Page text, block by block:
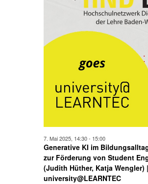
Generative KI im
zur Förderung von Student
(Judith Hüther, Katja Wengler)
university@LEARNTEC
7. Mai 2025, 14:30- 15:00